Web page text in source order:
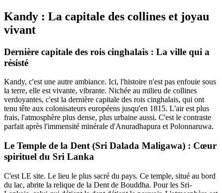
Kandy : La capitale des collines et joyau
vivant
Dernière capitale des rois cinghalais : La ville qui a
résisté
Kandy, c'est une autre ambiance. Ici, l'histoire n'est pas enfouie sous
la terre, elle est vivante, vibrante. Nichée au milieu de collines
verdoyantes, c'est la dernière capitale des rois cinghalais, qui ont
tenu tête aux colonisateurs européens jusqu'en 1815. L'air est plus
frais, l'atmosphère plus dense, plus urbaine aussi. C'est le contraste
parfait après l'immensité minérale d'Anuradhapura et Polonnaruwa.
Le Temple de la Dent (Sri Dalada Maligawa) : Cœur
spirituel du Sri Lanka
C'est LE site. Le lieu le plus sacré du pays. Ce temple, situé au bord
du lac, abrite la relique de la Dent de Bouddha. Pour les Sri-